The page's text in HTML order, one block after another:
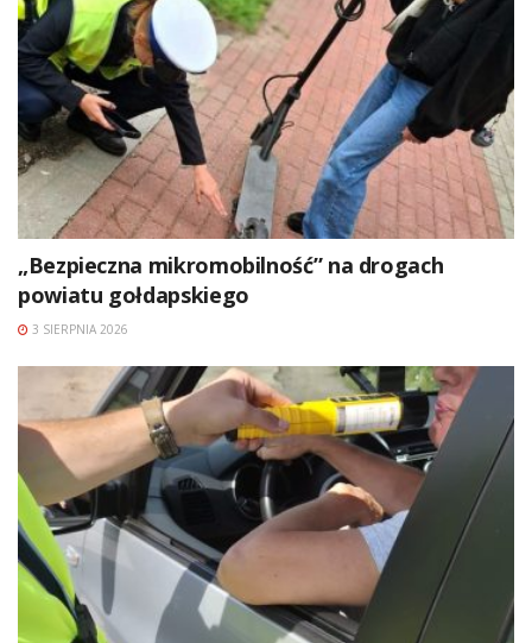
„Bezpieczna mikromobilność” na drogach
powiatu gołdapskiego
3 SIERPNIA 2026